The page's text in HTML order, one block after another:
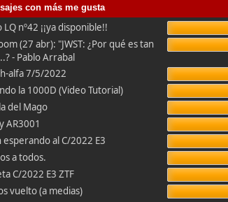
con más me gusta
nº42 ¡¡ya disponible!!
(27 abr): "JWST: ¿Por qué es tan
- Pablo Arrabal
h-alfa 7/5/2022
la 1000D (Video Tutorial)
del Mago
AR3001
esperando al C/2022 E3
a todos.
C/2022 E3 ZTF
vuelto (a medias)